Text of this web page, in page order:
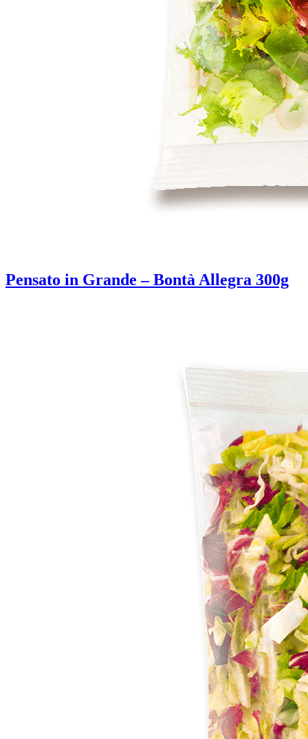
Pensato in Grande – Bontà Allegra 300g